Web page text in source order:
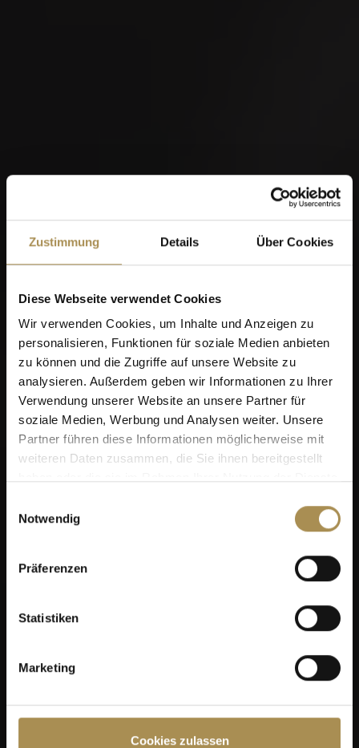
Zustimmung Details Über Cookies
Diese Webseite verwendet Cookies
Wir verwenden Cookies, um Inhalte und Anzeigen zu
personalisieren, Funktionen für soziale Medien anbieten
zu können und die Zugriffe auf unsere Website zu
analysieren. Außerdem geben wir Informationen zu Ihrer
Verwendung unserer Website an unsere Partner für
soziale Medien, Werbung und Analysen weiter. Unsere
Partner führen diese Informationen möglicherweise mit
weiteren Daten zusammen, die Sie ihnen bereitgestellt
Notwendig
Präferenzen
Statistiken
Marketing
Cookies zulassen